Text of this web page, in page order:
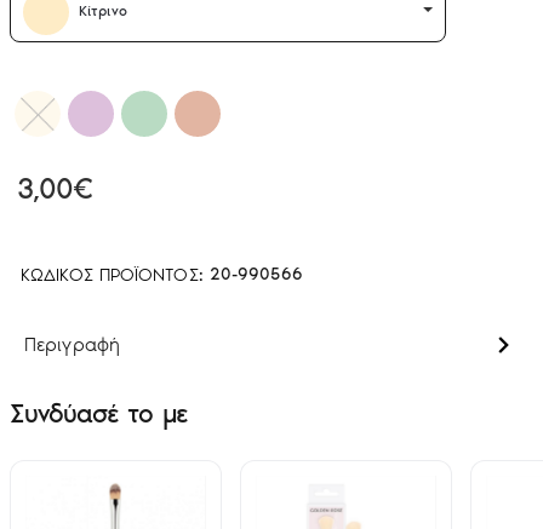
ΚΩΔΙΚΌΣ ΠΡΟΪΌΝΤΟΣ: 20-990566
3,00€
Κίτρινο
Περιγραφή
Συνδύασέ το με